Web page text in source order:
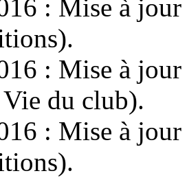
: Mise à
: Mise à
du club).
: Mise à